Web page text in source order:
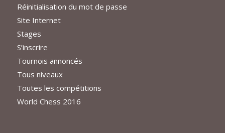
Réinitialisation du mot de passe
Site Internet
Stages
S’inscrire
Tournois annoncés
Tous niveaux
Toutes les compétitions
World Chess 2016